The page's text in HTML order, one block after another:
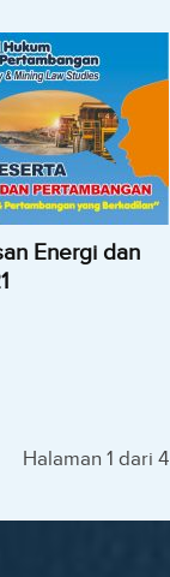
Energi dan
Halaman 1 dari 4